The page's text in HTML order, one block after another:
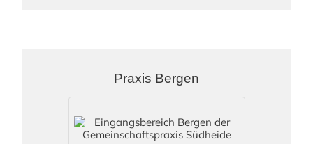
Praxis Bergen